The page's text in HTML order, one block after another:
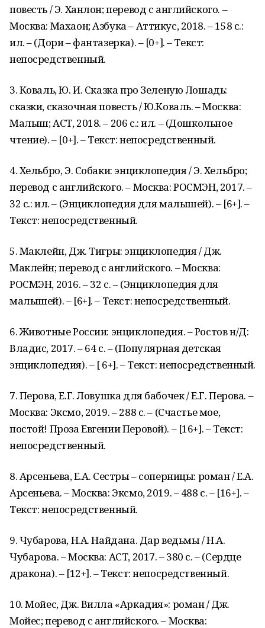
повесть / Э. Ханлон; перевод с английского. –
Москва: Махаон; Азбука – Аттикус, 2018. – 158 с.:
ил. – (Дори – фантазерка). – [0+]. – Текст:
непосредственный.
3. Коваль, Ю. И. Сказка про Зеленую Лошадь:
сказки, сказочная повесть / Ю.Коваль. – Москва:
Малыш; АСТ, 2018. – 206 с.: ил. – (Дошкольное
чтение). – [0+]. – Текст: непосредственный.
4. Хельбро, Э. Собаки: энциклопедия / Э. Хельбро;
перевод с английского. – Москва: РОСМЭН, 2017. –
32 с.: ил. – (Энциклопедия для малышей). – [6+]. –
Текст: непосредственный.
5. Маклейн, Дж. Тигры: энциклопедия / Дж.
Маклейн; перевод с английского. – Москва:
РОСМЭН, 2016. – 32 с. – (Энциклопедия для
малышей). – [6+]. – Текст: непосредственный.
6. Животные России: энциклопедия. – Ростов н/Д:
Владис, 2017. – 64 с. – (Популярная детская
энциклопедия). – [ 6+]. – Текст: непосредственный.
7. Перова, Е.Г. Ловушка для бабочек / Е.Г. Перова. –
Москва: Эксмо, 2019. – 288 с. – (Счастье мое,
постой! Проза Евгении Перовой). – [16+]. – Текст:
непосредственный.
8. Арсеньева, Е.А. Сестры – соперницы: роман / Е.А.
Арсеньева. – Москва: Эксмо, 2019. – 488 с. – [16+]. –
Текст: непосредственный.
9. Чубарова, Н.А. Найдана. Дар ведьмы / Н.А.
Чубарова. – Москва: АСТ, 2017. – 380 с. – (Сердце
дракона). – [12+]. – Текст: непосредственный.
10. Мойес, Дж. Вилла «Аркадия»: роман / Дж.
Мойес; перевод с английского. – Москва: